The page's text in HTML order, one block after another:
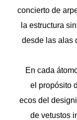
concierto de
la estructura
desde las alas
En cada
el propósito
ecos del
de vetustos